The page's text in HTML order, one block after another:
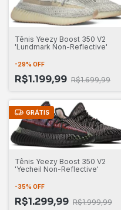
Tênis Yeezy Boost 350 V2
'Lundmark Non-Reflective'
-29% OFF
R$1.199,99 R$1.699,99
GRÁTIS
Tênis Yeezy Boost 350 V2
'Yecheil Non-Reflective'
-35% OFF
R$1.299,99 R$1.999,99